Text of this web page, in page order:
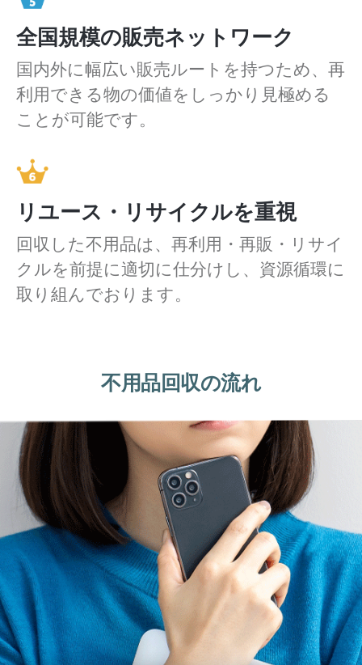
全国規模の販売ネットワーク
国内外に幅広い販売ルートを持つため、再
利用できる物の価値をしっかり見極める
ことが可能です。
リユース・リサイクルを重視
回収した不用品は、再利用・再販・リサイ
クルを前提に適切に仕分けし、資源循環に
取り組んでおります。
不用品回収の流れ